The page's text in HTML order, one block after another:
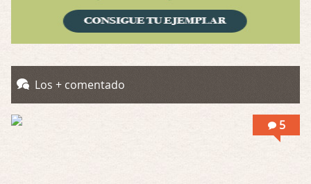
Obsession
Possession
Llevo toda una vida para verla y nunca lo …
Los + comentado
5